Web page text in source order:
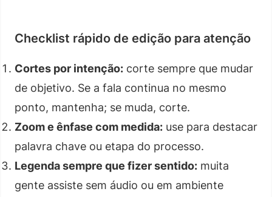
Checklist rápido de edição para atenção
Cortes por intenção: corte sempre que mudar
de objetivo. Se a fala continua no mesmo
ponto, mantenha; se muda, corte.
Zoom e ênfase com medida: use para destacar
palavra chave ou etapa do processo.
Legenda sempre que fizer sentido: muita
gente assiste sem áudio ou em ambiente